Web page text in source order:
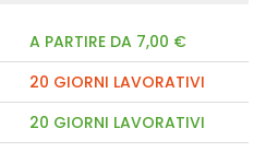
A PARTIRE DA 7,00 €
20 GIORNI LAVORATIVI
20 GIORNI LAVORATIVI